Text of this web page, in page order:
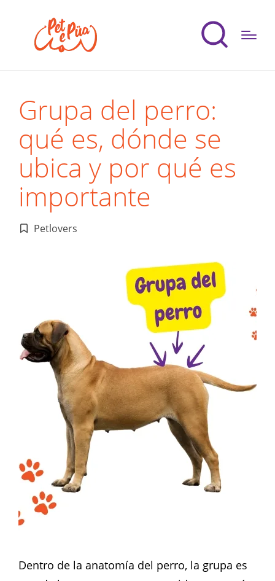
Grupa del perro:
qué es, dónde se
ubica y por qué es
importante
Publicado
Petlovers
Dentro de la anatomía del perro, la grupa es